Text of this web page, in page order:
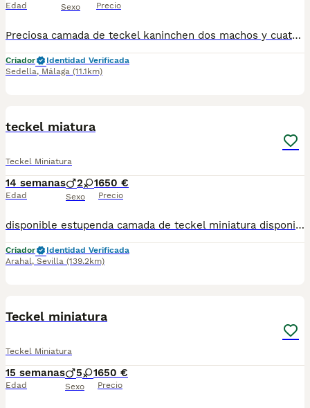
Edad Sexo Precio
Preciosa camada de teckel kaninchen dos machos y cuatro hembras diferentes colores los precios varían según colores y sexos.
Criador
Identidad Verificada
Sedella, Málaga (11.1km)
teckel miatura
Teckel Miniatura
14 semanas
Edad
2 1
Sexo
650 €
Precio
disponible estupenda camada de teckel miniatura disponible hay tanto macho como hembras color chocolate un color muy especial en esta raza con una morfologia impresionante estan vacunados desparasitado y con la cartilla del veterinario hacemos envio a toda españa con posibilidad de contrarembolso llamanos y te informamos cachorros criado en ambiente familiar
Criador
Identidad Verificada
Arahal, Sevilla (139.2km)
Teckel miniatura
Teckel Miniatura
15 semanas
Edad
5 1
Sexo
650 €
Precio